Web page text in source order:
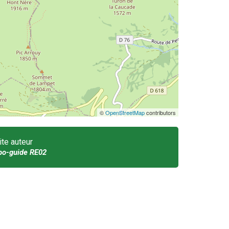
©OpenStreetMapcontributors
auteur
guide RE02